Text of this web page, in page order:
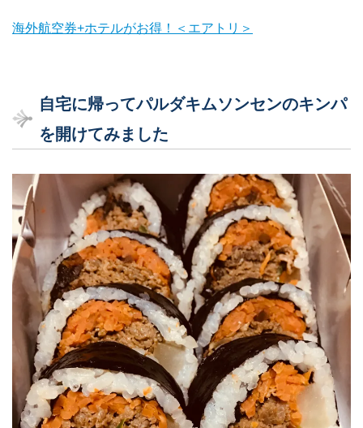
海外航空券+ホテルがお得！＜エアトリ＞
自宅に帰ってパルダキムソンセンのキンパ
を開けてみました